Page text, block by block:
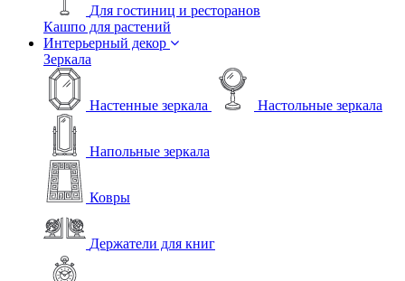
Для гостиниц и ресторанов
Кашпо для растений
Интерьерный декор
Зеркала
Настенные зеркала Настольные зеркала
Напольные зеркала
Ковры
Держатели для книг